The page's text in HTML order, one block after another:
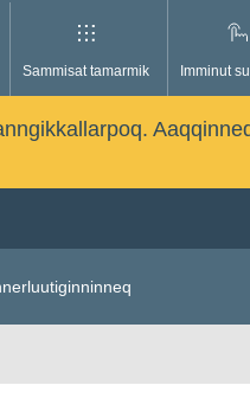
Sammisat tamarmik Imminut